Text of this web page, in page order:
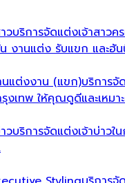
วบริการจัดแต่งเจ้าสาวค
งานแต่ง รับแขก และฮั
แต่งงาน (แขก)บริการจั
งเทพ ให้คุณดูดีและเหมา
วบริการจัดแต่งเจ้าบ่าวใ